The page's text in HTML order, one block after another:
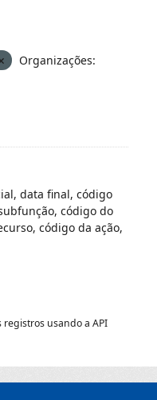
Organizações:
data final, código
código do
código da ação,
registros usando a API